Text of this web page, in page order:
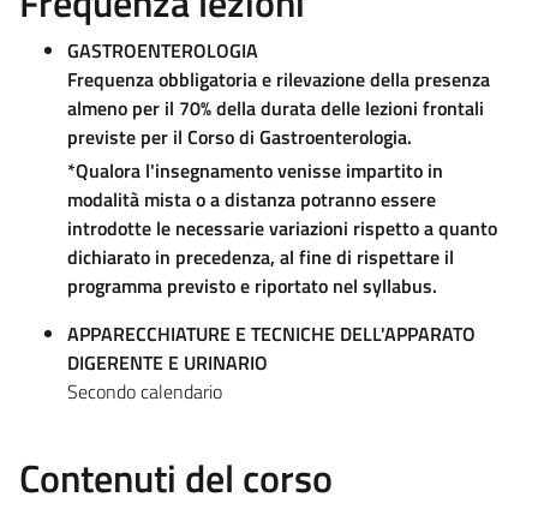
GASTROENTEROLOGIA
Frequenza obbligatoria e rilevazione della presenza
almeno per il 70% della durata delle lezioni frontali
previste per il Corso di Gastroenterologia.
*Qualora l'insegnamento venisse impartito in
modalità mista o a distanza potranno essere
introdotte le necessarie variazioni rispetto a quanto
dichiarato in precedenza, al fine di rispettare il
programma previsto e riportato nel syllabus.
APPARECCHIATURE E TECNICHE DELL'APPARATO
DIGERENTE E URINARIO
Secondo calendario
Contenuti del corso